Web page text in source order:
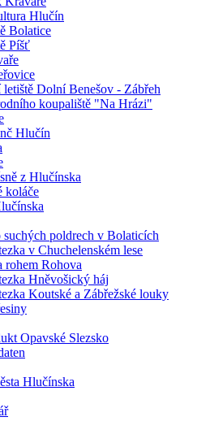
Hlučín
Bolatice
Píšť
letiště Dolní Benešov - Zábřeh
koupaliště "Na Hrázi"
Hlučín
z Hlučínska
koláče
suchých poldrech v Bolaticích
v Chuchelenském lese
rohem Rohova
Hněvošický háj
Koutské a Zábřežské louky
Opavské Slezsko
Hlučínska